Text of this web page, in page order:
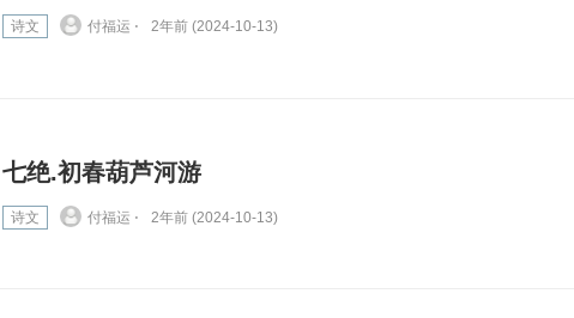
诗文 付福运 ⋅ 2年前 (2024-10-13)
七绝.初春葫芦河游
诗文 付福运 ⋅ 2年前 (2024-10-13)